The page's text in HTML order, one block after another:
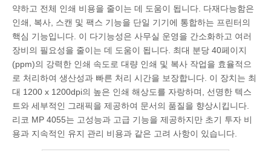
약하고 전체 인쇄 비용을 줄이는 데 도움이 됩니다. 다재다능함은
인쇄, 복사, 스캔 및 팩스 기능을 단일 기기에 통합하는 프린터의
핵심 기능입니다. 이 다기능성은 사무실 운영을 간소화하고 여러
장비의 필요성을 줄이는 데 도움이 됩니다. 최대 분당 40페이지
(ppm)의 강력한 인쇄 속도로 대량 인쇄 및 복사 작업을 효율적으
로 처리하여 생산성과 빠른 처리 시간을 보장합니다. 이 장치는 최
대 1200 x 1200dpi의 높은 인쇄 해상도를 자랑하며, 선명한 텍스
트와 세부적인 그래픽을 제공하여 문서의 품질을 향상시킵니다.
리코 MP 4055는 고성능과 고급 기능을 제공하지만 초기 투자 비
용과 지속적인 유지 관리 비용과 같은 고려 사항이 있습니다.